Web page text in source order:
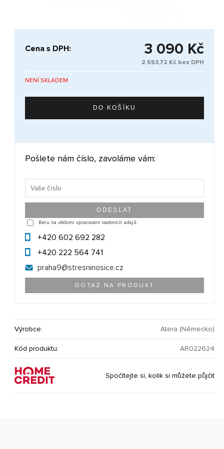
Cena s DPH: 3 090 Kč
2 553,72 Kč bez DPH
NENÍ SKLADEM
Pošlete nám číslo, zavoláme vám:
Beru na vědomí zpracování osobních údajů.
+420 602 692 282
+420 222 564 741
praha9@stresninosice.cz
DOTAZ NA PRODUKT
Výrobce: Atera (Německo)
Kód produktu: AR022624
Spočítejte si, kolik si můžete půjčit